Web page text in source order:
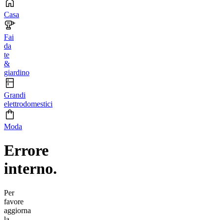
Casa
Fai
da
te
&
giardino
Grandi
elettrodomestici
Moda
Errore
interno.
Per
favore
aggiorna